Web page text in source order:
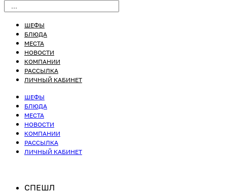
ШЕФЫ
БЛЮДА
МЕСТА
НОВОСТИ
КОМПАНИИ
РАССЫЛКА
ЛИЧНЫЙ КАБИНЕТ
ШЕФЫ
БЛЮДА
МЕСТА
НОВОСТИ
КОМПАНИИ
РАССЫЛКА
ЛИЧНЫЙ КАБИНЕТ
СПЕШЛ